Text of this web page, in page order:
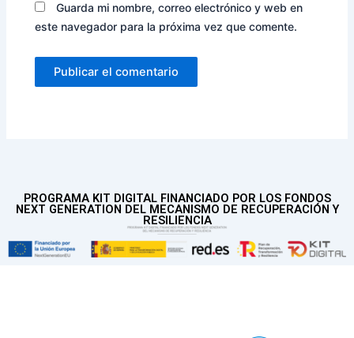
Guarda mi nombre, correo electrónico y web en
este navegador para la próxima vez que comente.
PROGRAMA KIT DIGITAL FINANCIADO POR LOS FONDOS
NEXT GENERATION DEL MECANISMO DE RECUPERACIÓN Y
RESILIENCIA